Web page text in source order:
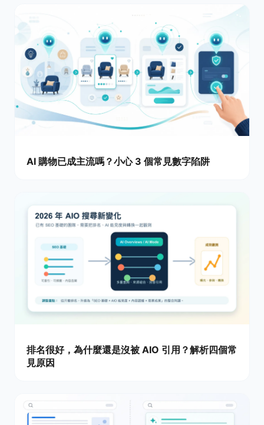
AI 購物已成主流嗎？小心 3 個常見數字陷阱
排名很好，為什麼還是沒被 AIO 引用？解析四個常
見原因